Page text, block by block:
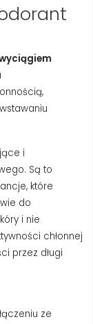
i
Są to
które
do
i nie
chłonnej
przez długi
ze